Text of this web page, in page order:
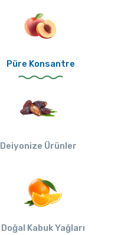
Püre Konsantre
Deiyonize Ürünler
Doğal Kabuk Yağları